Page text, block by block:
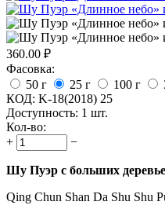
360.00 ₽
Фасовка:
50 г
25 г 100 г
КОД: K-18(2018) 25
Доступность: 1 шт.
Кол-во:
+
−
Шу Пуэр с больших
Qing Chun Shan Da Shu Shu